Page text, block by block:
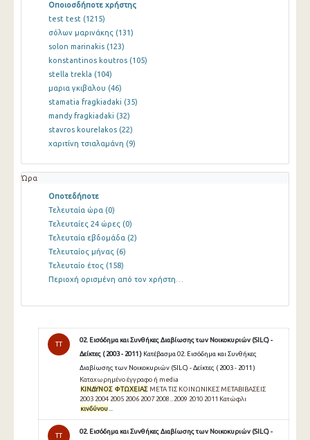
Οποιοσδήποτε χρήστης
test test (1215)
σόλων μαρινάκης (131)
solon marinakis (123)
konstantinos koutros (105)
stella trekla (104)
μαρια γκιβαλου (46)
stamatia fragkiadaki (35)
mandy fragkiadaki (32)
stavros kourelakos (22)
χαριτίνη τσιαλαμάνη (9)
Ώρα
Οποτεδήποτε
Τελευταία ώρα (0)
Τελευταίες 24 ώρες (0)
Τελευταία εβδομάδα (2)
Τελευταίος μήνας (6)
Τελευταίο έτος (158)
Περιοχή ορισμένη από τον χρήστη…
TT
02. Εισόδημα και Συνθήκες Διαβίωσης των Νοικοκυριών (SILC) -
Δείκτες ( 2003 - 2011 ) Κατέβασμα 02. Εισόδημα και Συνθήκες
Διαβίωσης των Νοικοκυριών (SILC) - Δείκτες ( 2003 - 2011 )
Καταχωρημένο έγγραφο ή media
ΚΙΝΔΥΝΟΣ ΦΤΩΧΕΙΑΣΜΕΤΑ ΤΙΣ ΚΟΙΝΩΝΙΚΕΣ ΜΕΤΑΒΙΒΑΣΕΙΣ
2003 2004 2005 2006 2007 2008...2009 2010 2011 Κατώφλι
κινδύνου...
TT
02. Εισόδημα και Συνθήκες Διαβίωσης των Νοικοκυριών (SILC) -